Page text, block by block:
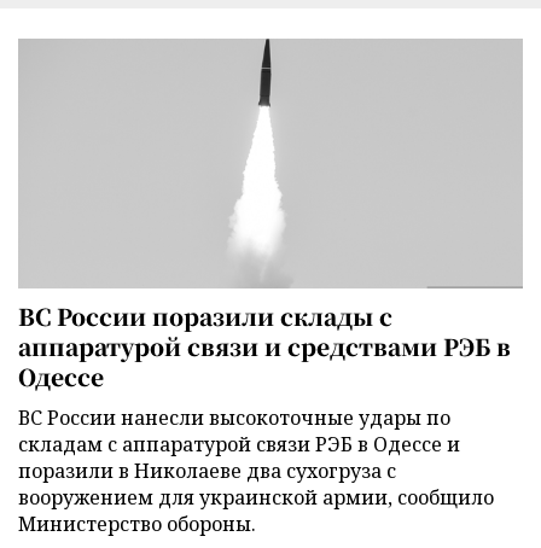
ВС России поразили склады с
аппаратурой связи и средствами РЭБ в
Одессе
ВС России нанесли высокоточные удары по
складам с аппаратурой связи РЭБ в Одессе и
поразили в Николаеве два сухогруза с
вооружением для украинской армии, сообщило
Министерство обороны.